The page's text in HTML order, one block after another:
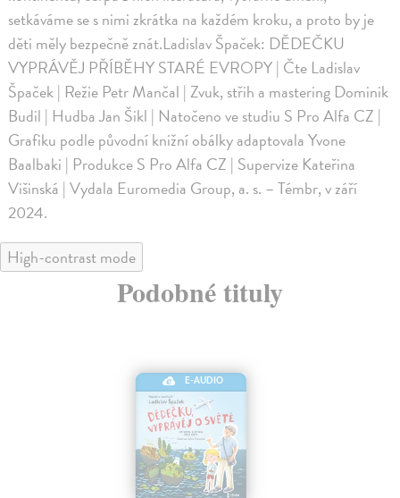
setkáváme se s nimi zkrátka na každém kroku, a proto by je
děti měly bezpečně znát.Ladislav Špaček: DĚDEČKU
VYPRÁVĚJ PŘÍBĚHY STARÉ EVROPY | Čte Ladislav
Špaček | Režie Petr Mančal | Zvuk, střih a mastering Dominik
Budil | Hudba Jan Šikl | Natočeno ve studiu S Pro Alfa CZ |
Grafiku podle původní knižní obálky adaptovala Yvone
Baalbaki | Produkce S Pro Alfa CZ | Supervize Kateřina
Višinská | Vydala Euromedia Group, a. s. – Témbr, v září
2024.
High-contrast mode
Podobné tituly
E-AUDIO